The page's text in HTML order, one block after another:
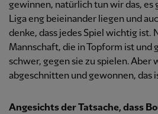
gewinnen, natürlich tun wir das, es
Liga eng beieinander liegen und
denke, dass jedes Spiel wichtig ist.
Mannschaft, die in Topform ist und
schwer, gegen sie zu spielen. Aber
abgeschnitten und gewonnen, das
Angesichts der Tatsache, dass